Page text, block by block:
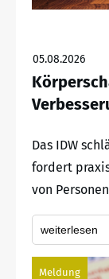
05.08.2026
Das IDW
fordert
von
weiterlesen
Meldung